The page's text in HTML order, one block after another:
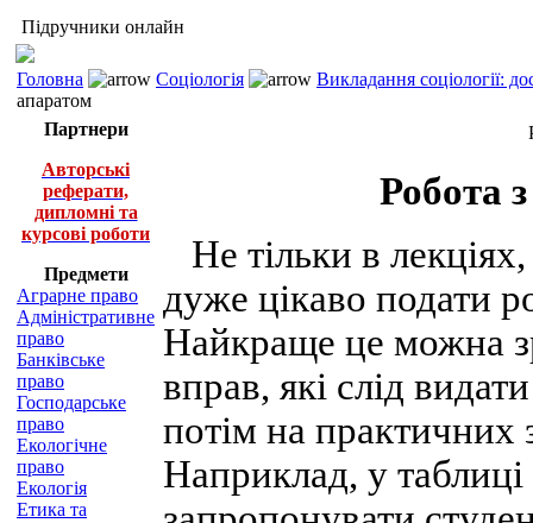
Підручники онлайн
Головна Соціологія
Викладання соціології:
апаратом
Партнери
Авторські
реферати,
дипломні та
курсові роботи
Предмети
Аграрне право
Адміністративне
право
Банківське
право
Господарське
право
Екологічне
право
Екологія
Етика та
Робота
Не тільки в
дуже цікаво подати
Найкраще це можна
вправ, які слід
потім на практичних
Наприклад, у таблиці